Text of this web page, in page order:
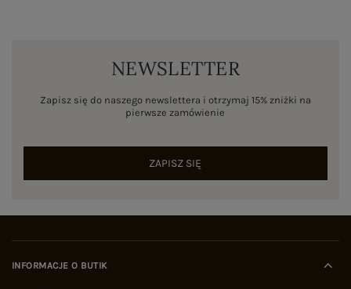
NEWSLETTER
Zapisz się do naszego newslettera i otrzymaj 15% zniżki na
pierwsze zamówienie
ZAPISZ SIĘ
INFORMACJE O BUTIK